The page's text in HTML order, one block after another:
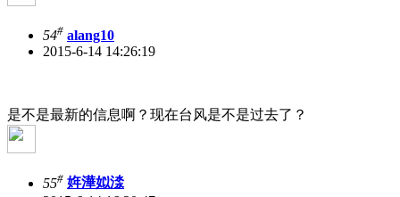
54# alang10
2015-6-14 14:26:19
是不是最新的信息啊？现在台风是不是过去了？
55# 姩澕姒渁